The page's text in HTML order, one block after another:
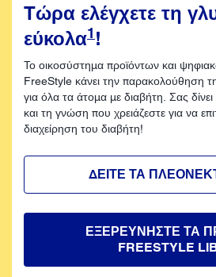
Tώρα ελέγχετε τη
εύκολα1 !
Το οικοσύστημα προϊόντων και
FreeStyle κάνει την παρακολούθηση
για όλα τα άτομα με διαβήτη. Σας
και τη γνώση που χρειάζεστε για να
διαχείρηση του διαβήτη!
ΔΕΙΤΕ ΤΑ
ΕΞΕΡΕΥΝΗΣΤΕ ΤΑ
FREESTYLE